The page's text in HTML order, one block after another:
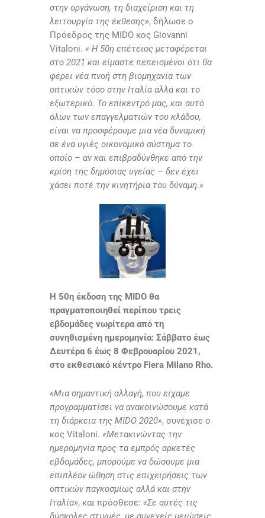
στην οργάνωση, τη διαχείριση και τη
λειτουργία της έκθεσης», δήλωσε ο
Πρόεδρος της MIDO κος Giovanni
Vitaloni. « Η 50η επέτειος μεταφέρεται
στο 2021 και είμαστε πεπεισμένοι ότι θα
φέρει νέα πνοή στη βιομηχανία των
οπτικών τόσο στην Ιταλία αλλά και το
εξωτερικό. Το επίκεντρό μας, και αυτό
όλων των επαγγελματιών του κλάδου,
είναι να προσφέρουμε μια νέα δυναμική
σε ένα υγιές οικονομικό σύστημα το
οποίο – αν και επιβραδύνθηκε από την
κρίση της δημόσιας υγείας – δεν έχει
χάσει ποτέ την κινητήρια του δύναμη.»
Η 50η έκδοση της MIDO θα
πραγματοποιηθεί περίπου τρεις
εβδομάδες νωρίτερα από τη
συνηθισμένη ημερομηνία: Σάββατο έως
Δευτέρα 6 έως 8 Φεβρουαρίου 2021,
στο εκθεσιακό κέντρο Fiera Milano Rho.
«Μια σημαντική αλλαγή, που είχαμε
προγραμματίσει να ανακοινώσουμε κατά
τη διάρκεια της MIDO 2020», συνέχισε ο
κος Vitaloni. «Μετακινώντας την
ημερομηνία προς τα εμπρός αρκετές
εβδομάδες, μπορούμε να δώσουμε μια
επιπλέον ώθηση στις επιχειρήσεις των
οπτικών παγκοσμίως αλλά και στην
Ιταλία», και πρόσθεσε: «Σε αυτές τις